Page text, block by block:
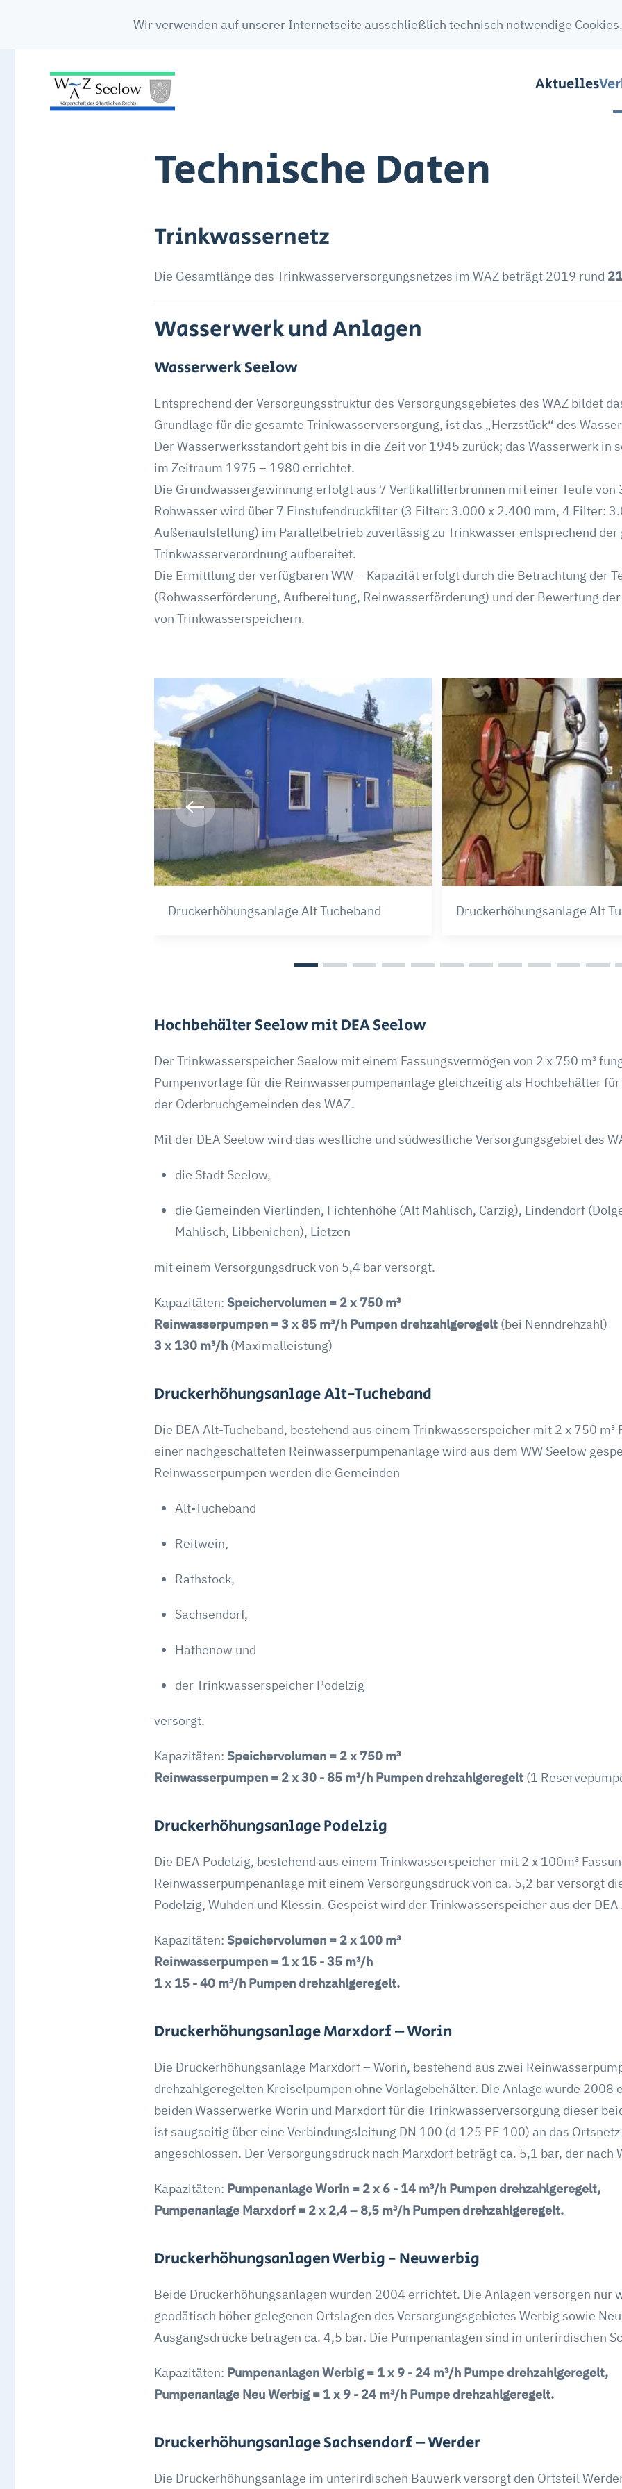
Wir verwenden auf unserer Internetseite ausschließlich technisch notwendige
Aktuelles
Technische Daten
Trinkwassernetz
Die Gesamtlänge des Trinkwasserversorgungsnetzes im WAZ beträgt 2019 rund
Wasserwerk und Anlagen
Wasserwerk Seelow
Entsprechend der Versorgungsstruktur des Versorgungsgebietes des WAZ bildet
Grundlage für die gesamte Trinkwasserversorgung, ist das „Herzstück“ des
Der Wasserwerksstandort geht bis in die Zeit vor 1945 zurück; das Wasserwerk in
im Zeitraum 1975 – 1980 errichtet.
Die Grundwassergewinnung erfolgt aus 7 Vertikalfilterbrunnen mit einer Teufe von
Rohwasser wird über 7 Einstufendruckfilter (3 Filter: 3.000 x 2.400 mm, 4 Filter:
Außenaufstellung) im Parallelbetrieb zuverlässig zu Trinkwasser entsprechend der
Trinkwasserverordnung aufbereitet.
Die Ermittlung der verfügbaren WW – Kapazität erfolgt durch die Betrachtung der
(Rohwasserförderung, Aufbereitung, Reinwasserförderung) und der Bewertung
von Trinkwasserspeichern.
Druckerhöhungsanlage Alt Tucheband Druckerhöhungsanlage Alt
Hochbehälter Seelow mit DEA Seelow
Der Trinkwasserspeicher Seelow mit einem Fassungsvermögen von 2 x 750 m³
Pumpenvorlage für die Reinwasserpumpenanlage gleichzeitig als Hochbehälter
der Oderbruchgemeinden des WAZ.
Mit der DEA Seelow wird das westliche und südwestliche Versorgungsgebiet des
die Stadt Seelow,
die Gemeinden Vierlinden, Fichtenhöhe (Alt Mahlisch, Carzig), Lindendorf
Mahlisch, Libbenichen), Lietzen
mit einem Versorgungsdruck von 5,4 bar versorgt.
Kapazitäten: Speichervolumen = 2 x 750 m³
Reinwasserpumpen = 3 x 85 m³/h Pumpen drehzahlgeregelt (bei Nenndrehzahl)
3 x 130 m³/h (Maximalleistung)
Druckerhöhungsanlage Alt-Tucheband
Die DEA Alt-Tucheband, bestehend aus einem Trinkwasserspeicher mit 2 x 750 m³
einer nachgeschalteten Reinwasserpumpenanlage wird aus dem WW Seelow
Reinwasserpumpen werden die Gemeinden
Alt-Tucheband
Reitwein,
Rathstock,
Sachsendorf,
Hathenow und
der Trinkwasserspeicher Podelzig
versorgt.
Kapazitäten: Speichervolumen = 2 x 750 m³
Reinwasserpumpen = 2 x 30 - 85 m³/h Pumpen drehzahlgeregelt (1
Druckerhöhungsanlage Podelzig
Die DEA Podelzig, bestehend aus einem Trinkwasserspeicher mit 2 x 100m³
Reinwasserpumpenanlage mit einem Versorgungsdruck von ca. 5,2 bar versorgt
Podelzig, Wuhden und Klessin. Gespeist wird der Trinkwasserspeicher aus der
Kapazitäten: Speichervolumen = 2 x 100 m³
Reinwasserpumpen = 1 x 15 - 35 m³/h
1 x 15 - 40 m³/h Pumpen drehzahlgeregelt.
Druckerhöhungsanlage Marxdorf – Worin
Die Druckerhöhungsanlage Marxdorf – Worin, bestehend aus zwei
drehzahlgeregelten Kreiselpumpen ohne Vorlagebehälter. Die Anlage wurde 2008
beiden Wasserwerke Worin und Marxdorf für die Trinkwasserversorgung dieser
ist saugseitig über eine Verbindungsleitung DN 100 (d 125 PE 100) an das
angeschlossen. Der Versorgungsdruck nach Marxdorf beträgt ca. 5,1 bar, der nach
Kapazitäten: Pumpenanlage Worin = 2 x 6 - 14 m³/h Pumpen drehzahlgeregelt,
Pumpenanlage Marxdorf = 2 x 2,4 – 8,5 m³/h Pumpen drehzahlgeregelt.
Druckerhöhungsanlagen Werbig - Neuwerbig
Beide Druckerhöhungsanlagen wurden 2004 errichtet. Die Anlagen versorgen nur
geodätisch höher gelegenen Ortslagen des Versorgungsgebietes Werbig sowie
Ausgangsdrücke betragen ca. 4,5 bar. Die Pumpenanlagen sind in unterirdischen
Kapazitäten: Pumpenanlagen Werbig = 1 x 9 - 24 m³/h Pumpe drehzahlgeregelt,
Pumpenanlage Neu Werbig = 1 x 9 - 24 m³/h Pumpe drehzahlgeregelt.
Druckerhöhungsanlage Sachsendorf – Werder
Die Druckerhöhungsanlage im unterirdischen Bauwerk versorgt den Ortsteil